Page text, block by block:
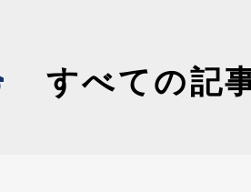
すべての記